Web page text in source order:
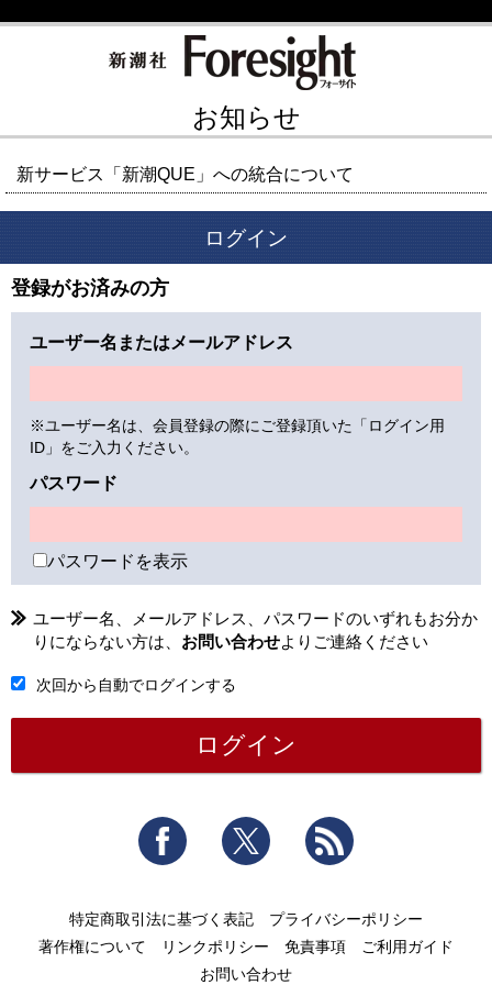
お知らせ
新サービス「新潮QUE」への統合について
ログイン
登録がお済みの方
ユーザー名またはメールアドレス
※ユーザー名は、会員登録の際にご登録頂いた「ログイン用
ID」をご入力ください。
パスワード
パスワードを表示
ユーザー名、メールアドレス、パスワードのいずれもお分か
りにならない方は、 お問い合わせよりご連絡ください
次回から自動でログインする
Facebook Twitter
特定商取引法に基づく表記
プライバシーポリシー
著作権について
リンクポリシー 免責事項
ご利用ガイド
お問い合わせ